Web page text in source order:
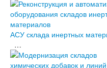
Прочие
промышленности
материалов
Системы
Проекты в
Оборудование
АСУ склада инертных
…